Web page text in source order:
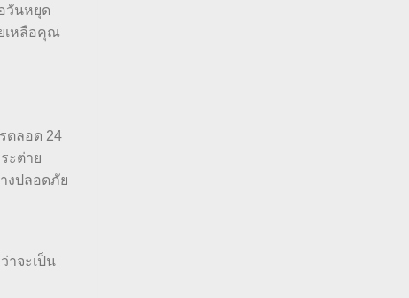
วันหยุด
เหลือคุณ
ตลอด 24
ะต่าย
งปลอดภัย
าจะเป็น